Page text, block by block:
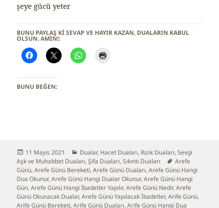
şeye gücü yeter
BUNU PAYLAŞ KI SEVAP VE HAYIR KAZAN, DUALARIN KABUL
OLSUN. AMİN!:
BUNU BEĞEN:
Yayın
tarihi
11 Mayıs 2021 Kategoriler
Dualar, Hacet Duaları, Rızık Duaları,Sevgi
Aşk ve Muhabbet Duaları,Şifa Duaları,Sıkıntı Duaları Etiketler
Arefe
Günü,Arefe Günü Bereketi,Arefe Günü Duaları,Arefe Günü Hangi
Dua Okunur,Arefe Günü Hangi Dualar Okunur,Arefe Günü Hangi
Gün,Arefe Günü Hangi İbadetler Yapılır,Arefe Günü Nedir,Arefe
Günü Okunacak Dualar,Arefe Günü Yapılacak İbadetler,Arife Günü,
Arife Günü Bereketi,Arife Günü Duaları,Arife Günü Hangi Dua